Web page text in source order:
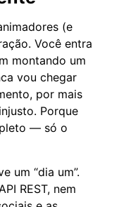
(e
Você entra
montando um
vou chegar
por mais
Porque
— só o
um “dia um”.
REST, nem